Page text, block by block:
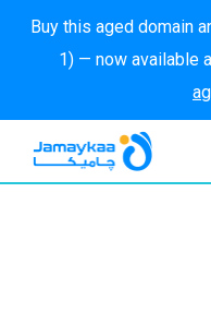
Buy this aged domain
1) — now available